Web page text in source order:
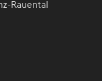
Rauental